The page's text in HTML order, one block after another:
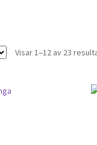
Visar 1–12 av 23